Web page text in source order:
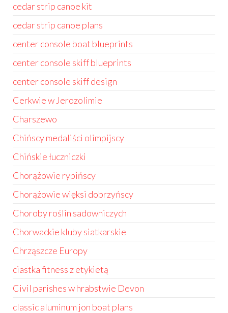
cedar strip canoe kit
cedar strip canoe plans
center console boat blueprints
center console skiff blueprints
center console skiff design
Cerkwie w Jerozolimie
Charszewo
Chińscy medaliści olimpijscy
Chińskie łuczniczki
Chorążowie rypińscy
Chorążowie więksi dobrzyńscy
Choroby roślin sadowniczych
Chorwackie kluby siatkarskie
Chrząszcze Europy
ciastka fitness z etykietą
Civil parishes w hrabstwie Devon
classic aluminum jon boat plans